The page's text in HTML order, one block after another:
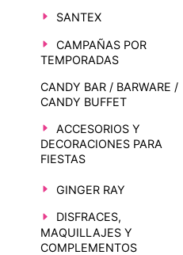
SANTEX
CAMPAÑAS POR
TEMPORADAS
CANDY BAR / BARWARE /
CANDY BUFFET
ACCESORIOS Y
DECORACIONES PARA
FIESTAS
GINGER RAY
DISFRACES,
MAQUILLAJES Y
COMPLEMENTOS